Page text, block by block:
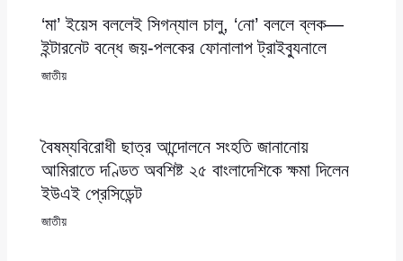
‘মা’ ইয়েস বললেই সিগন্যাল চালু, ‘নো’ বললে ব্লক—
ইন্টারনেট বন্ধে জয়-পলকের ফোনালাপ ট্রাইব্যুনালে
জাতীয়
বৈষম্যবিরোধী ছাত্র আন্দোলনে সংহতি জানানোয়
আমিরাতে দণ্ডিত অবশিষ্ট ২৫ বাংলাদেশিকে ক্ষমা দিলেন
ইউএই প্রেসিডেন্ট
জাতীয়